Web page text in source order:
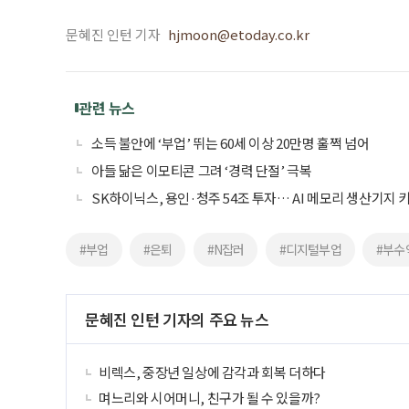
문혜진 인턴 기자 hjmoon@etoday.co.kr
관련 뉴스
소득 불안에 ‘부업’ 뛰는 60세 이상 20만명 훌쩍 넘어
아들 닮은 이모티콘 그려 ‘경력 단절’ 극복
SK하이닉스, 용인·청주 54조 투자… AI 메모리 생산기지
#부업 #은퇴 #N잡러 #디지털부업 #부수
문혜진 인턴 기자의 주요 뉴스
비렉스, 중장년 일상에 감각과 회복 더하다
며느리와 시어머니, 친구가 될 수 있을까?